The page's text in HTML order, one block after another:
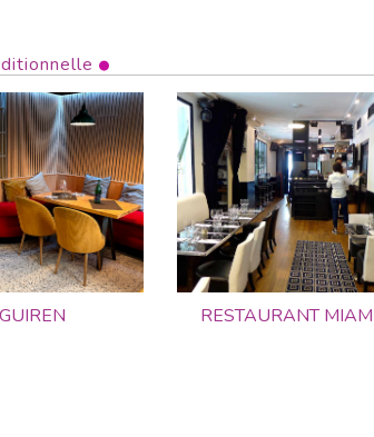
GUIREN RESTAURANT MIAM